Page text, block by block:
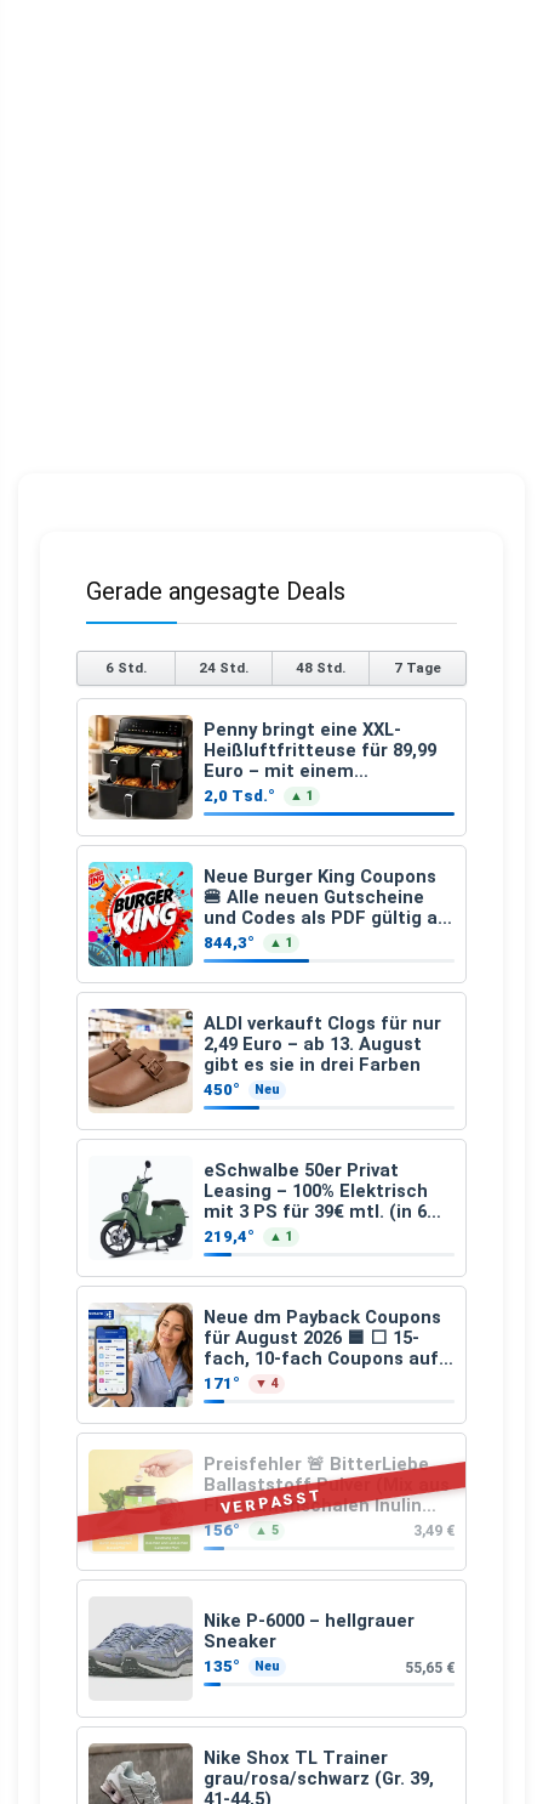
Gerade angesagte Deals
6 Std. 24 Std. 48 Std. 7 Tage
Penny bringt eine XXL-
Heißluftfritteuse für 89,99
Euro – mit einem
besonderen Vorteil
2,0 Tsd.° ▲ 1
Neue Burger King Coupons
🍔 Alle neuen Gutscheine
und Codes als PDF gültig ab
25.07.2026 bis 04.09.2026
844,3° ▲ 1
ALDI verkauft Clogs für nur
2,49 Euro – ab 13. August
gibt es sie in drei Farben
450° Neu
eSchwalbe 50er Privat
Leasing – 100% Elektrisch
mit 3 PS für 39€ mtl. (in 6
schicken Farben LF: 0.43, 36
Monate, Bereitstellung:
159,00 €, 2.500 km/Jahr)
219,4° ▲ 1
Neue dm Payback Coupons
für August 2026 🟦 ⬜ 15-
fach, 10-fach Coupons auf
den gesamten Einkauf ab 2
€
171° ▼ 4
VERPASST
Preisfehler 🚨 BitterLiebe
Ballaststoff Pulver (Mix aus
Flohsamenschalen Inulin
(Präbiotika) Leinsamen &
Apfelfaser)
156° ▲ 5 3,49 €
Nike P-6000 – hellgrauer
Sneaker
135° Neu 55,65 €
Nike Shox TL Trainer
grau/rosa/schwarz (Gr. 39,
41-44,5)